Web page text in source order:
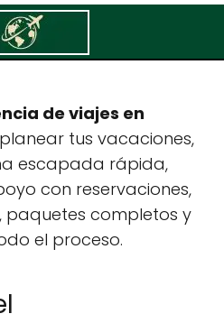
de viajes en
tus vacaciones,
escapada rápida,
con reservaciones,
paquetes completos y
el proceso.